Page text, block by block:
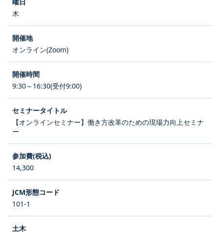
木
オンライン(Zoom)
9:30～16:30(受付9:00)
【オンラインセミナー】働き方改革のための現場力向上セミナ
ー
14,300
101-1